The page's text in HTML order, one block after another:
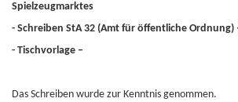
Spielzeugmarktes
- Schreiben StA 32 (Amt für öffentliche Ordnung)
- Tischvorlage –
Das Schreiben wurde zur Kenntnis genommen.